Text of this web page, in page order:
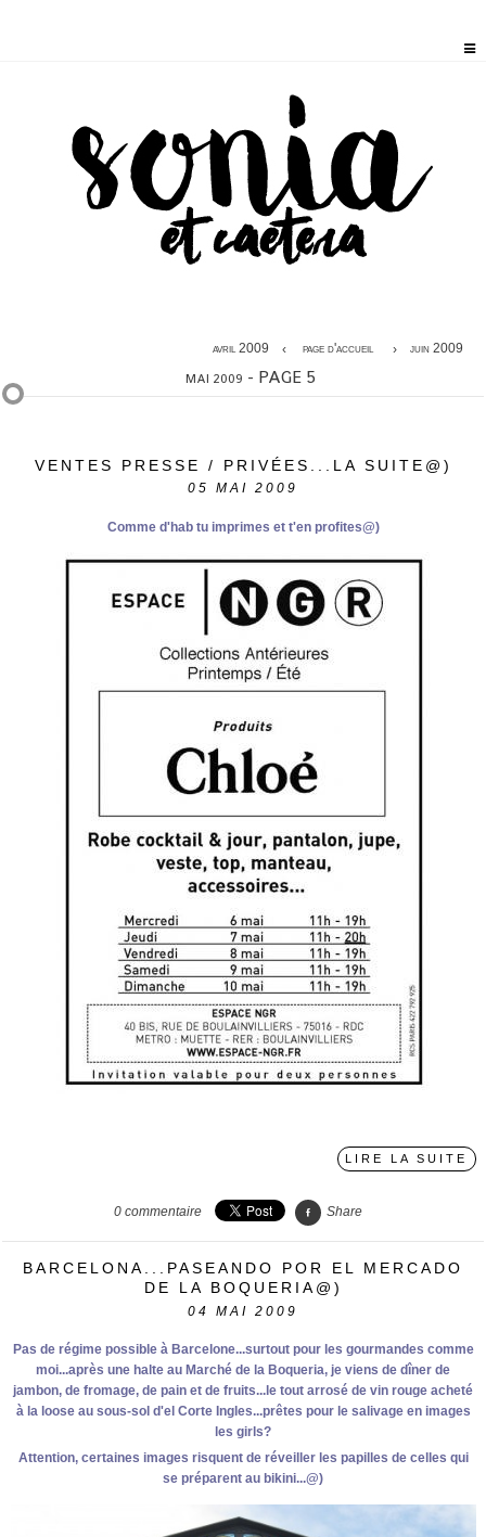
avril 2009 page d'accueil juin 2009
MAI 2009 - PAGE 5
VENTES PRESSE / PRIVÉES...LA SUITE@)
05 MAI 2009
Comme d'hab tu imprimes et t'en profites@)
LIRE LA SUITE
0 commentaire Share
BARCELONA...PASEANDO POR EL MERCADO
DE LA BOQUERIA@)
04 MAI 2009
Pas de régime possible à Barcelone...surtout pour les gourmandes comme
moi...après une halte au Marché de la Boqueria, je viens de dîner de
jambon, de fromage, de pain et de fruits...le tout arrosé de vin rouge acheté
à la loose au sous-sol d'el Corte Ingles...prêtes pour le salivage en images
les girls?
Attention, certaines images risquent de réveiller les papilles de celles qui
se préparent au bikini...@)